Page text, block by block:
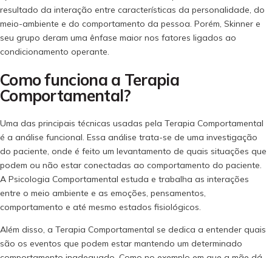
resultado da interação entre características da personalidade, do
meio-ambiente e do comportamento da pessoa. Porém, Skinner e
seu grupo deram uma ênfase maior nos fatores ligados ao
condicionamento operante.
Como funciona a Terapia
Comportamental?
Uma das principais técnicas usadas pela Terapia Comportamental
é a análise funcional. Essa análise trata-se de uma investigação
do paciente, onde é feito um levantamento de quais situações que
podem ou não estar conectadas ao comportamento do paciente.
A Psicologia Comportamental estuda e trabalha as interações
entre o meio ambiente e as emoções, pensamentos,
comportamento e até mesmo estados fisiológicos.
Além disso, a Terapia Comportamental se dedica a entender quais
são os eventos que podem estar mantendo um determinado